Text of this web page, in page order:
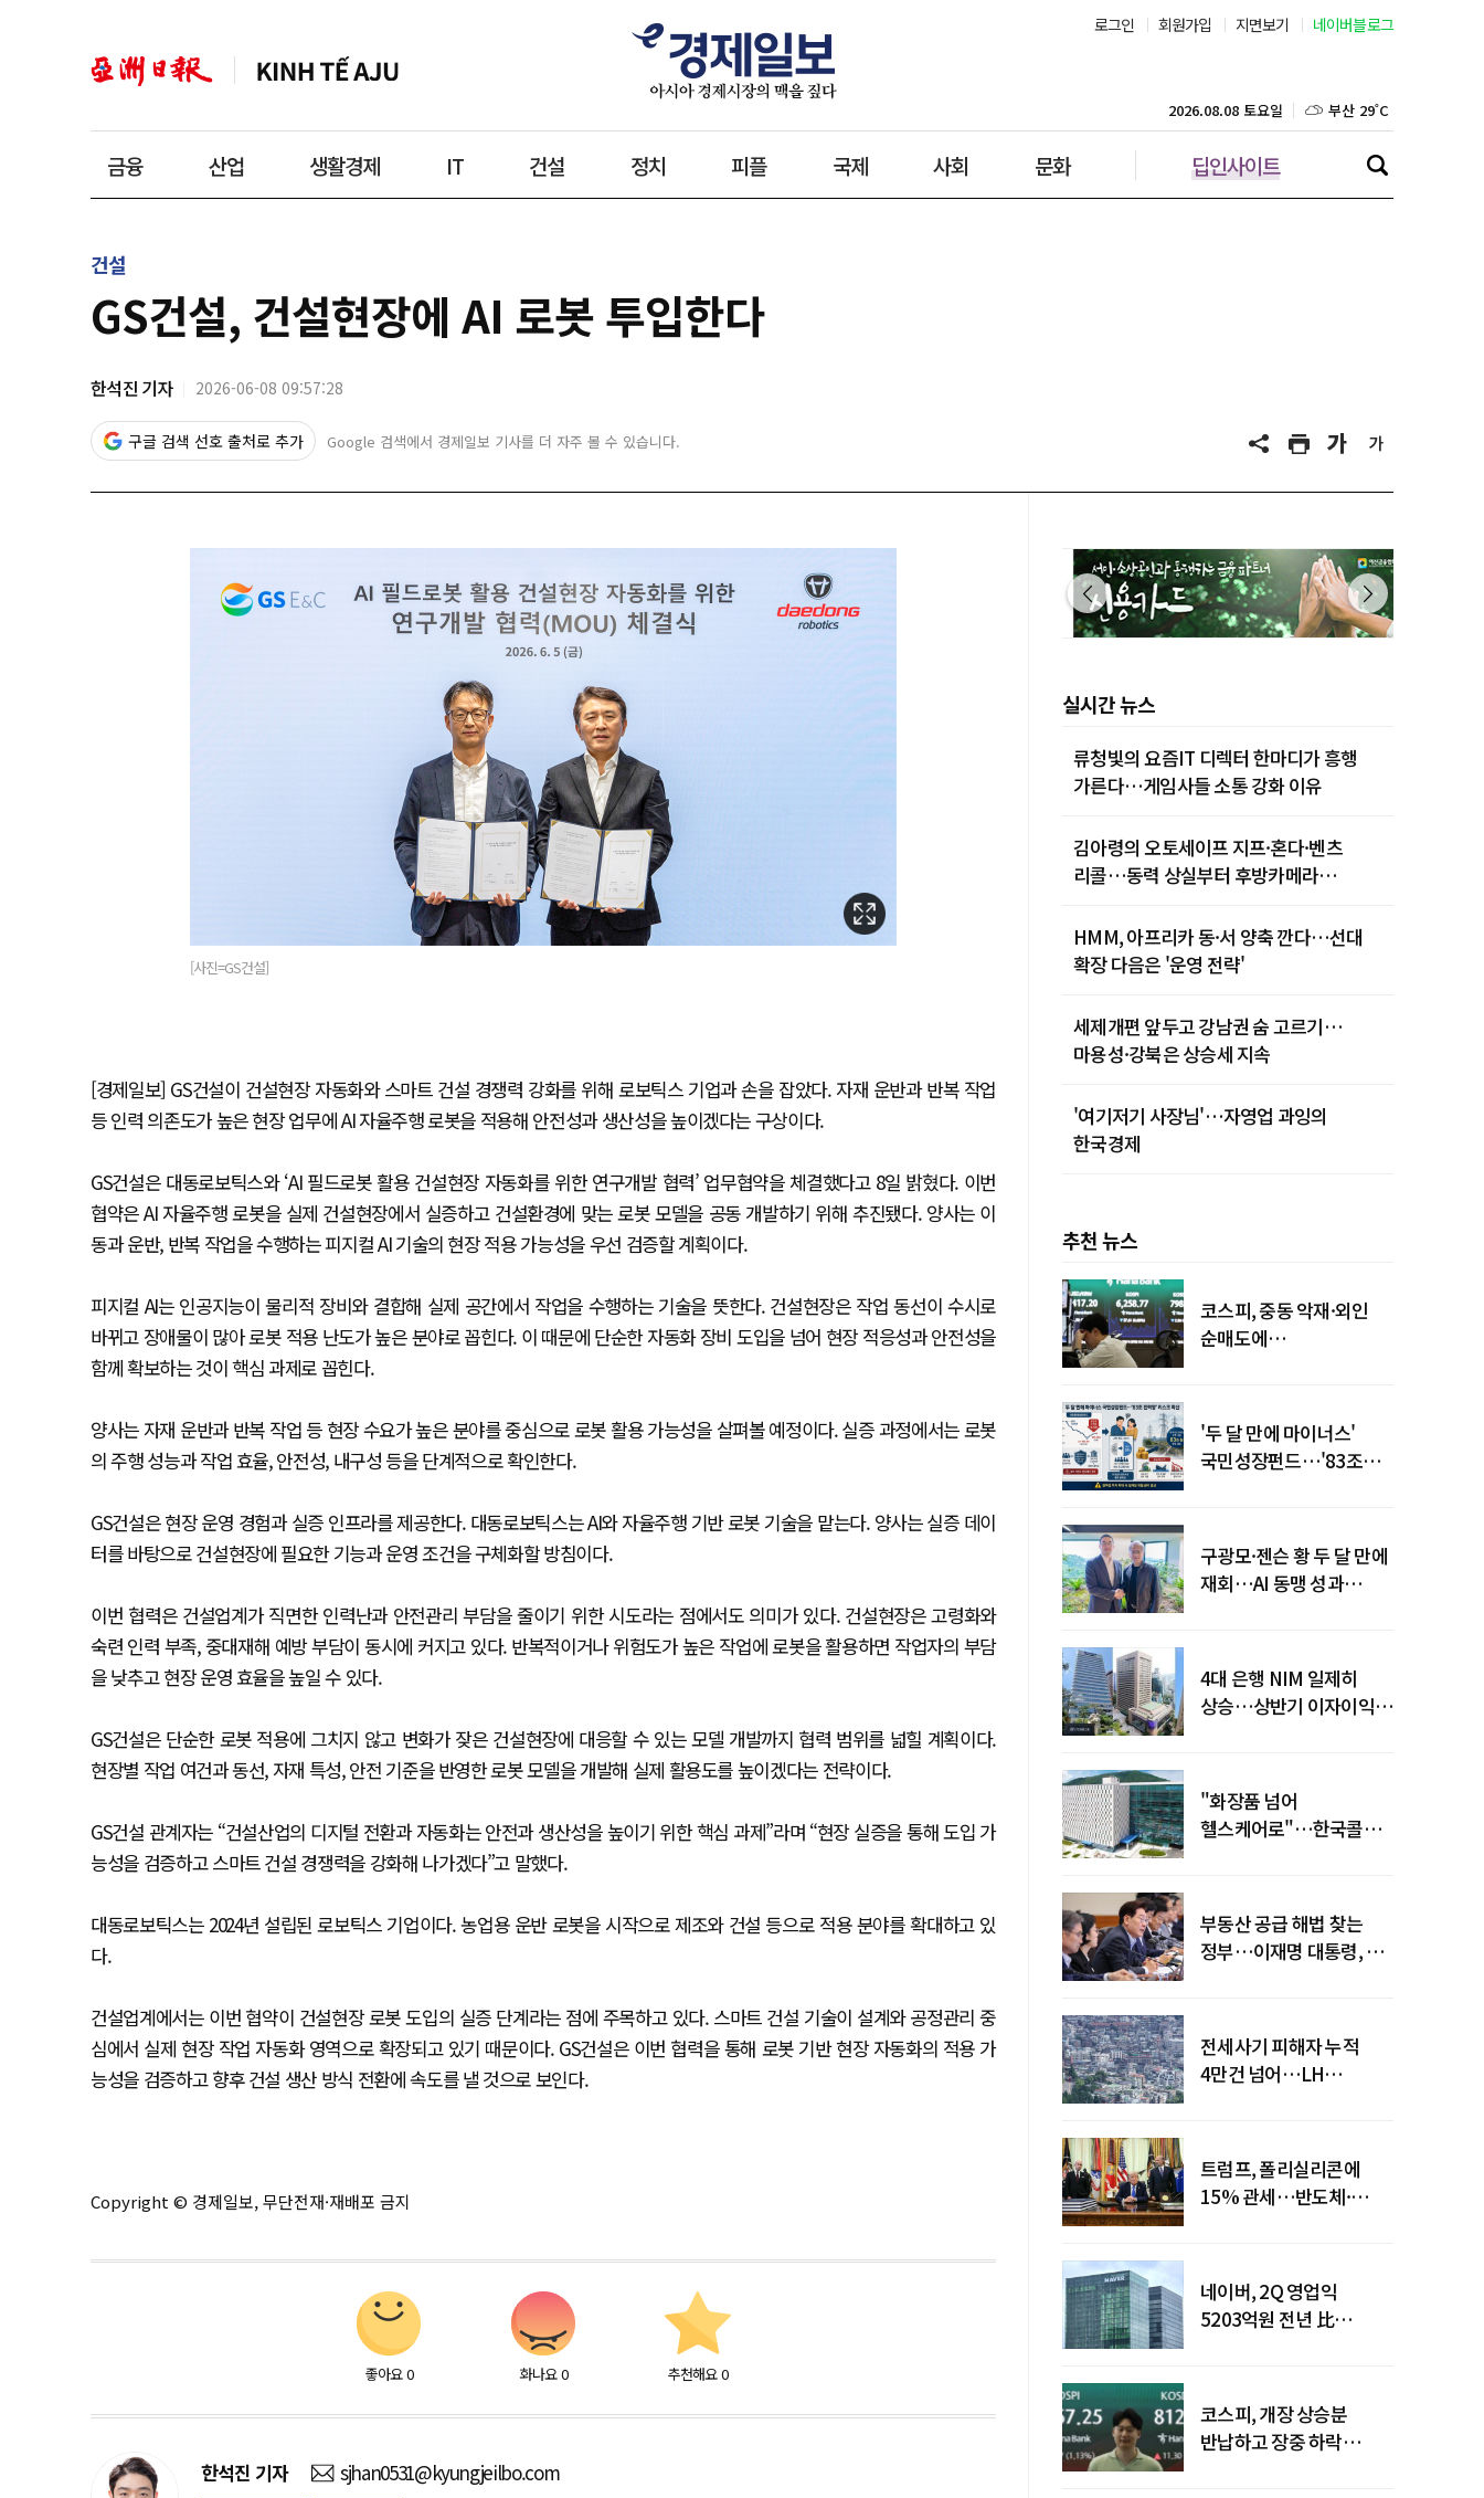
로그인 회원가입 지면보기 네이버블로그
금융 산업 생활경제 IT 건설 정치 피플 국제 사회 문화 딥인사이트
2026.08.08 토요일 대구 30˚C
인천 29˚C
제주 30˚C
건설
GS건설, 건설현장에 AI 로봇 투입한다
한석진 기자 2026-06-08 09:57:28
구글 검색 선호 출처로 추가 Google 검색에서 경제일보 기사를 더 자주 볼 수 있습니다.
[사진=GS건설]
[경제일보] GS건설이 건설현장 자동화와 스마트 건설 경쟁력 강화를 위해 로보틱스 기업과 손을 잡았다. 자재 운반과 반복 작업
등 인력 의존도가 높은 현장 업무에 AI 자율주행 로봇을 적용해 안전성과 생산성을 높이겠다는 구상이다.
GS건설은 대동로보틱스와 ‘AI 필드로봇 활용 건설현장 자동화를 위한 연구개발 협력’ 업무협약을 체결했다고 8일 밝혔다. 이번
협약은 AI 자율주행 로봇을 실제 건설현장에서 실증하고 건설환경에 맞는 로봇 모델을 공동 개발하기 위해 추진됐다. 양사는 이
동과 운반, 반복 작업을 수행하는 피지컬 AI 기술의 현장 적용 가능성을 우선 검증할 계획이다.
피지컬 AI는 인공지능이 물리적 장비와 결합해 실제 공간에서 작업을 수행하는 기술을 뜻한다. 건설현장은 작업 동선이 수시로
바뀌고 장애물이 많아 로봇 적용 난도가 높은 분야로 꼽힌다. 이 때문에 단순한 자동화 장비 도입을 넘어 현장 적응성과 안전성을
함께 확보하는 것이 핵심 과제로 꼽힌다.
양사는 자재 운반과 반복 작업 등 현장 수요가 높은 분야를 중심으로 로봇 활용 가능성을 살펴볼 예정이다. 실증 과정에서는 로봇
의 주행 성능과 작업 효율, 안전성, 내구성 등을 단계적으로 확인한다.
GS건설은 현장 운영 경험과 실증 인프라를 제공한다. 대동로보틱스는 AI와 자율주행 기반 로봇 기술을 맡는다. 양사는 실증 데이
터를 바탕으로 건설현장에 필요한 기능과 운영 조건을 구체화할 방침이다.
이번 협력은 건설업계가 직면한 인력난과 안전관리 부담을 줄이기 위한 시도라는 점에서도 의미가 있다. 건설현장은 고령화와
숙련 인력 부족, 중대재해 예방 부담이 동시에 커지고 있다. 반복적이거나 위험도가 높은 작업에 로봇을 활용하면 작업자의 부담
을 낮추고 현장 운영 효율을 높일 수 있다.
GS건설은 단순한 로봇 적용에 그치지 않고 변화가 잦은 건설현장에 대응할 수 있는 모델 개발까지 협력 범위를 넓힐 계획이다.
현장별 작업 여건과 동선, 자재 특성, 안전 기준을 반영한 로봇 모델을 개발해 실제 활용도를 높이겠다는 전략이다.
GS건설 관계자는 “건설산업의 디지털 전환과 자동화는 안전과 생산성을 높이기 위한 핵심 과제”라며 “현장 실증을 통해 도입 가
능성을 검증하고 스마트 건설 경쟁력을 강화해 나가겠다”고 말했다.
대동로보틱스는 2024년 설립된 로보틱스 기업이다. 농업용 운반 로봇을 시작으로 제조와 건설 등으로 적용 분야를 확대하고 있
다.
건설업계에서는 이번 협약이 건설현장 로봇 도입의 실증 단계라는 점에 주목하고 있다. 스마트 건설 기술이 설계와 공정관리 중
심에서 실제 현장 작업 자동화 영역으로 확장되고 있기 때문이다. GS건설은 이번 협력을 통해 로봇 기반 현장 자동화의 적용 가
능성을 검증하고 향후 건설 생산 방식 전환에 속도를 낼 것으로 보인다.
Copyright © 경제일보, 무단전재·재배포 금지
좋아요 0 화나요 0 추천해요 0
한석진 기자 sjhan0531@kyungjeilbo.com
실시간 뉴스
류청빛의 요즘IT 디렉터 한마디가 흥행
가른다…게임사들 소통 강화 이유
김아령의 오토세이프 지프·혼다·벤츠
리콜…동력 상실부터 후방카메라
HMM, 아프리카 동·서 양축 깐다…선대
확장 다음은 '운영 전략'
세제개편 앞두고 강남권 숨 고르기…
마용성·강북은 상승세 지속
'여기저기 사장님'…자영업 과잉의
한국경제
추천 뉴스
코스피, 중동 악재·외인
순매도에
'두 달 만에 마이너스'
국민성장펀드…'83조
구광모·젠슨 황 두 달 만에
재회…AI 동맹 성과
4대 은행 NIM 일제히
상승…상반기 이자이익
"화장품 넘어
헬스케어로"…한국콜마,
부동산 공급 해법 찾는
정부…이재명 대통령, 2차
전세사기 피해자 누적
4만건 넘어…LH
트럼프, 폴리실리콘에
15% 관세…반도체·
네이버, 2Q 영업익
5203억원 전년 比
코스피, 개장 상승분
반납하고 장중 하락